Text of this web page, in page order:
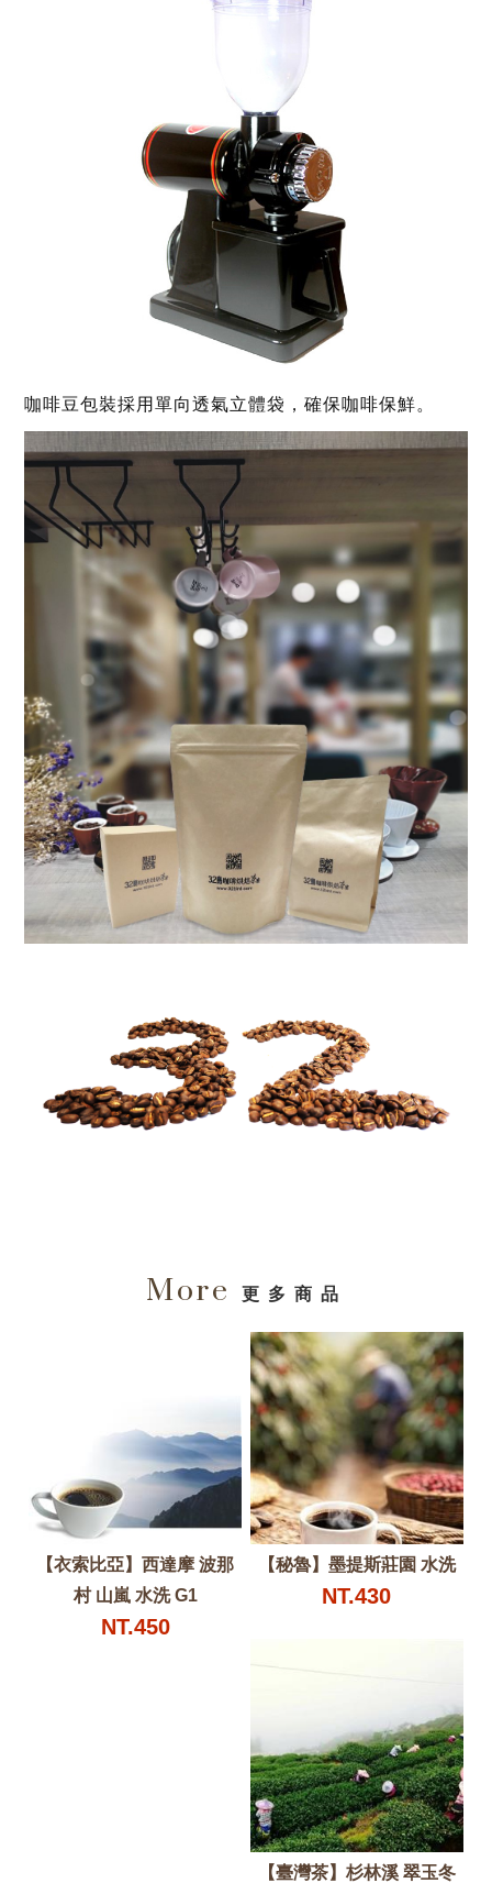
咖啡豆包裝採用單向透氣立體袋，確保咖啡保鮮。
More 更多商品
【衣索比亞】西達摩 波那
村 山嵐 水洗 G1
NT.450
【秘魯】墨提斯莊園 水洗
NT.430
【臺灣茶】杉林溪 翠玉冬